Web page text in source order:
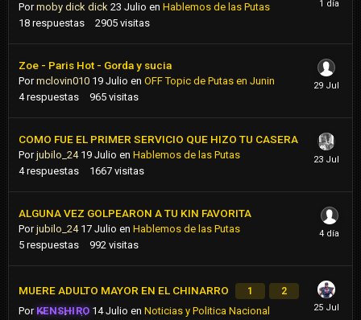
Pormoby dick dick 23 Julio en Hablemos de las Putas
18 respuestas 2905 visitas
Zoe - Paris Hot - Gorda y sucia
Pormclovin010 19 Julio en OFF Topic de Putas en Junin
4 respuestas 965 visitas
COMO FUE EL PRIMER SERVICIO QUE HIZO TU CASERA
Porjubilo_24 19 Julio en Hablemos de las Putas
4 respuestas 1667 visitas
ALGUNA VEZ GOLPEARON A TU KIN FAVORITA
Porjubilo_24 17 Julio en Hablemos de las Putas
5 respuestas 992 visitas
MUERE ADULTO MAYOR EN EL CHINARRO 1 2
Por KENSHIRO 14 Julio enNoticias y Politica Nacional